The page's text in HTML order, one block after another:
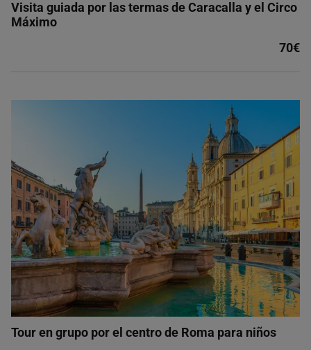
Visita guiada por las termas de Caracalla y el Circo
Máximo
70€
Tour en grupo por el centro de Roma para niños